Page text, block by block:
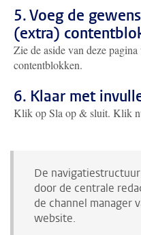
5. Voeg de
(extra)
Zie de aside van deze
contentblokken.
6. Klaar met
Klik op Sla op & sluit. Klik
De
door de centrale
de channel manager
website.